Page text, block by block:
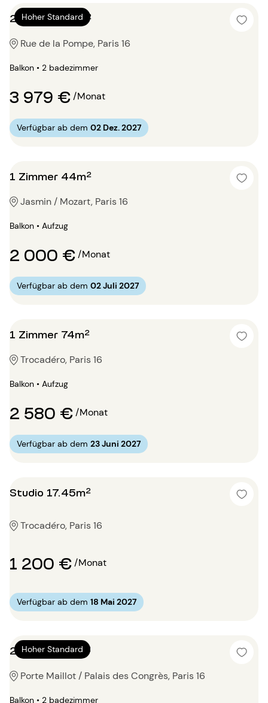
Hoher Standard
2 Zimmer 95m²
Rue de la Pompe, Paris 16
Balkon • 2 badezimmer
3 979 €/Monat
Verfügbar ab dem 02 Dez. 2027
1 Zimmer 44m²
Jasmin / Mozart, Paris 16
Balkon • Aufzug
2 000 €/Monat
Verfügbar ab dem 02 Juli 2027
1 Zimmer 74m²
Trocadéro, Paris 16
Balkon • Aufzug
2 580 €/Monat
Verfügbar ab dem 23 Juni 2027
Studio 17.45m²
Trocadéro, Paris 16
1 200 €/Monat
Verfügbar ab dem 18 Mai 2027
Hoher Standard
2 Zimmer 74m²
Porte Maillot / Palais des Congrès, Paris 16
Balkon • 2 badezimmer